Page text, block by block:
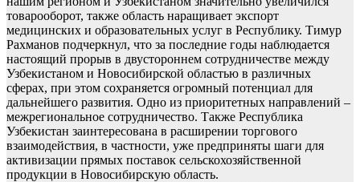
товарооборот, также область наращивает экспорт
медицинских и образовательных услуг в Республику. Тимур
Рахманов подчеркнул, что за последние годы наблюдается
настоящий прорыв в двустороннем сотрудничестве между
Узбекистаном и Новосибирской областью в различных
сферах, при этом сохраняется огромный потенциал для
дальнейшего развития. Одно из приоритетных направлений –
межрегиональное сотрудничество. Также Республика
Узбекистан заинтересована в расширении торгового
взаимодействия, в частности, уже предприняты шаги для
активизации прямых поставок сельскохозяйственной
продукции в Новосибирскую область.